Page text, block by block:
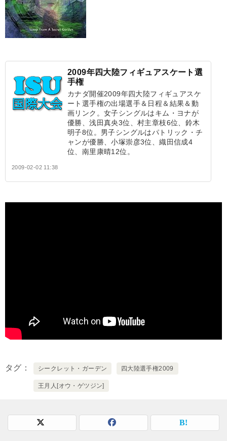
2009年四大陸フィギュアスケート選
手権
カナダ開催2009年四大陸フィギュアスケ
ート選手権の出場選手＆日程＆結果＆動
画リンク。女子シングルはキム・ヨナが
優勝、浅田真央3位、村主章枝6位、鈴木
明子8位。男子シングルはパトリック・チ
ャンが優勝、小塚崇彦3位、織田信成4
位、南里康晴12位。
2009-02-02 11:38
タグ シークレット・ガーデン 四大陸選手権2009
王月人[オウ・ゲツジン]